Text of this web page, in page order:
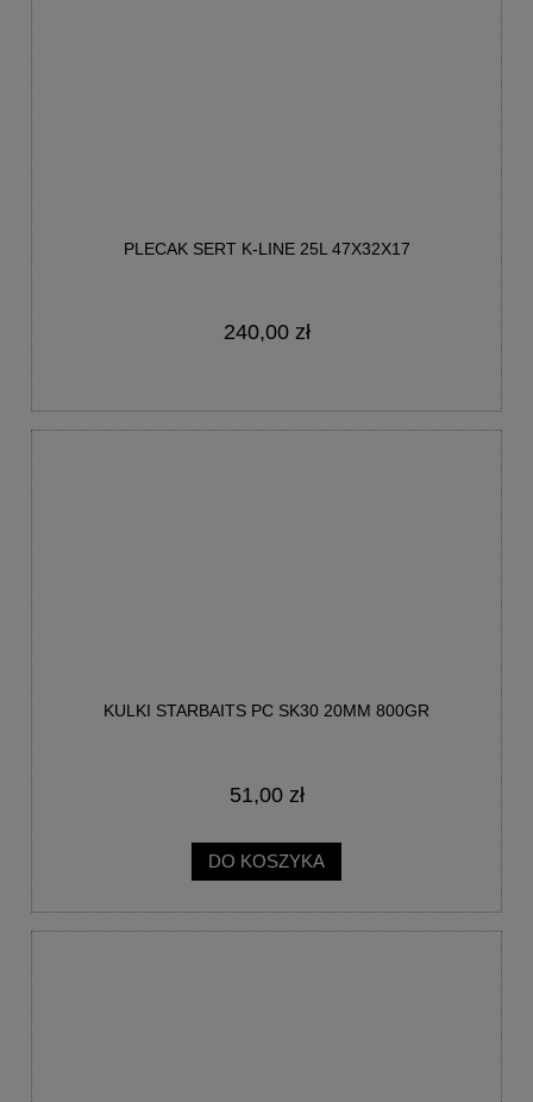
PLECAK SERT K-LINE 25L 47X32X17
240,00 zł
KULKI STARBAITS PC SK30 20MM 800GR
51,00 zł
DO KOSZYKA